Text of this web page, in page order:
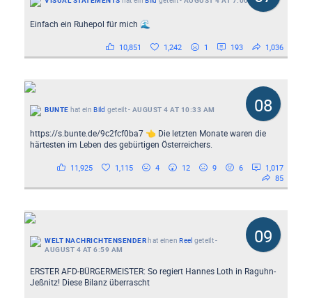
Einfach ein Ruhepol für mich 🌊
10,851 1,242 1 193 1,036
08
BUNTE hat ein Bild geteilt- AUGUST 4 AT 10:33 AM
https://s.bunte.de/9c2fcf0ba7 👈 Die letzten Monate waren die
härtesten im Leben des gebürtigen Österreichers.
11,925 1,115 4 12 9 6
1,017
85
09
WELT NACHRICHTENSENDERhat einen Reel geteilt-
AUGUST 4 AT 6:59 AM
ERSTER AFD-BÜRGERMEISTER: So regiert Hannes Loth in Raguhn-
Jeßnitz! Diese Bilanz überrascht